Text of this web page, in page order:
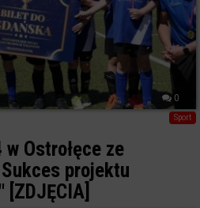
0
Sport
Ostrołęce ze
projektu